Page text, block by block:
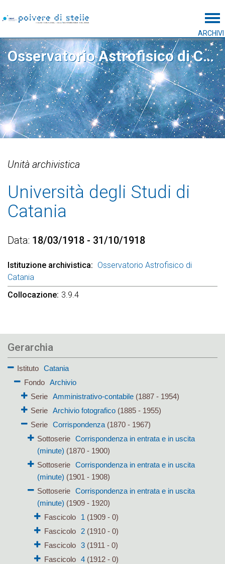
ARCHIVI
Osservatorio Astrofisico di Catania
Unità archivistica
Università degli Studi di
Catania
Data 18/03/1918 - 31/10/1918
Istituzione archivistica
Osservatorio Astrofisico di
Catania
Collocazione 3.9.4
Gerarchia
Istituto
Catania
Fondo
Archivio
Serie Amministrativo-contabile(1887 - 1954)
Serie Archivio fotografico(1885 - 1955)
Serie Corrispondenza(1870 - 1967)
Sottoserie
Corrispondenza in entrata e in uscita
(minute) (1870 - 1900)
Sottoserie
Corrispondenza in entrata e in uscita
(minute) (1901 - 1908)
Sottoserie
Corrispondenza in entrata e in uscita
(minute) (1909 - 1920)
Fascicolo
1 (1909 - 0)
Fascicolo
2(1910 - 0)
Fascicolo
3(1911 - 0)
Fascicolo
4(1912 - 0)